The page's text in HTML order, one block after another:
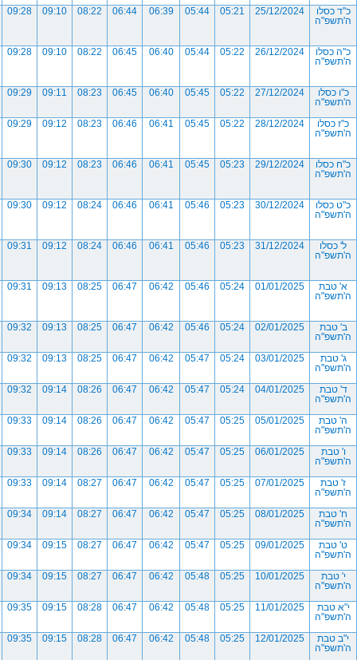
כ"ד כסלו
ה'תשפ"ה
25/12/2024
05:21
05:44
06:39
06:44
08:22
09:10
09:28
כ"ה כסלו
ה'תשפ"ה
26/12/2024
05:22
05:44
06:40
06:45
08:22
09:10
09:28
כ"ו כסלו
ה'תשפ"ה
27/12/2024
05:22
05:45
06:40
06:45
08:23
09:11
09:29
כ"ז כסלו
ה'תשפ"ה
28/12/2024
05:22
05:45
06:41
06:46
08:23
09:12
09:29
כ"ח כסלו
ה'תשפ"ה
29/12/2024
05:23
05:45
06:41
06:46
08:23
09:12
09:30
כ"ט כסלו
ה'תשפ"ה
30/12/2024
05:23
05:46
06:41
06:46
08:24
09:12
09:30
ל' כסלו
ה'תשפ"ה
31/12/2024
05:23
05:46
06:41
06:46
08:24
09:12
09:31
א' טבת
ה'תשפ"ה
01/01/2025
05:24
05:46
06:42
06:47
08:25
09:13
09:31
ב' טבת
ה'תשפ"ה
02/01/2025
05:24
05:46
06:42
06:47
08:25
09:13
09:32
ג' טבת
ה'תשפ"ה
03/01/2025
05:24
05:47
06:42
06:47
08:25
09:13
09:32
ד' טבת
ה'תשפ"ה
04/01/2025
05:24
05:47
06:42
06:47
08:26
09:14
09:32
ה' טבת
ה'תשפ"ה
05/01/2025
05:25
05:47
06:42
06:47
08:26
09:14
09:33
ו' טבת
ה'תשפ"ה
06/01/2025
05:25
05:47
06:42
06:47
08:26
09:14
09:33
ז' טבת
ה'תשפ"ה
07/01/2025
05:25
05:47
06:42
06:47
08:27
09:14
09:33
ח' טבת
ה'תשפ"ה
08/01/2025
05:25
05:47
06:42
06:47
08:27
09:14
09:34
ט' טבת
ה'תשפ"ה
09/01/2025
05:25
05:47
06:42
06:47
08:27
09:15
09:34
י' טבת
ה'תשפ"ה
10/01/2025
05:25
05:48
06:42
06:47
08:27
09:15
09:34
י"א טבת
ה'תשפ"ה
11/01/2025
05:25
05:48
06:42
06:47
08:28
09:15
09:35
י"ב טבת
ה'תשפ"ה
12/01/2025
05:25
05:48
06:42
06:47
08:28
09:15
09:35